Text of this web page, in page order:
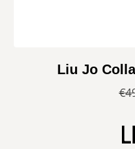
Liu Jo
€